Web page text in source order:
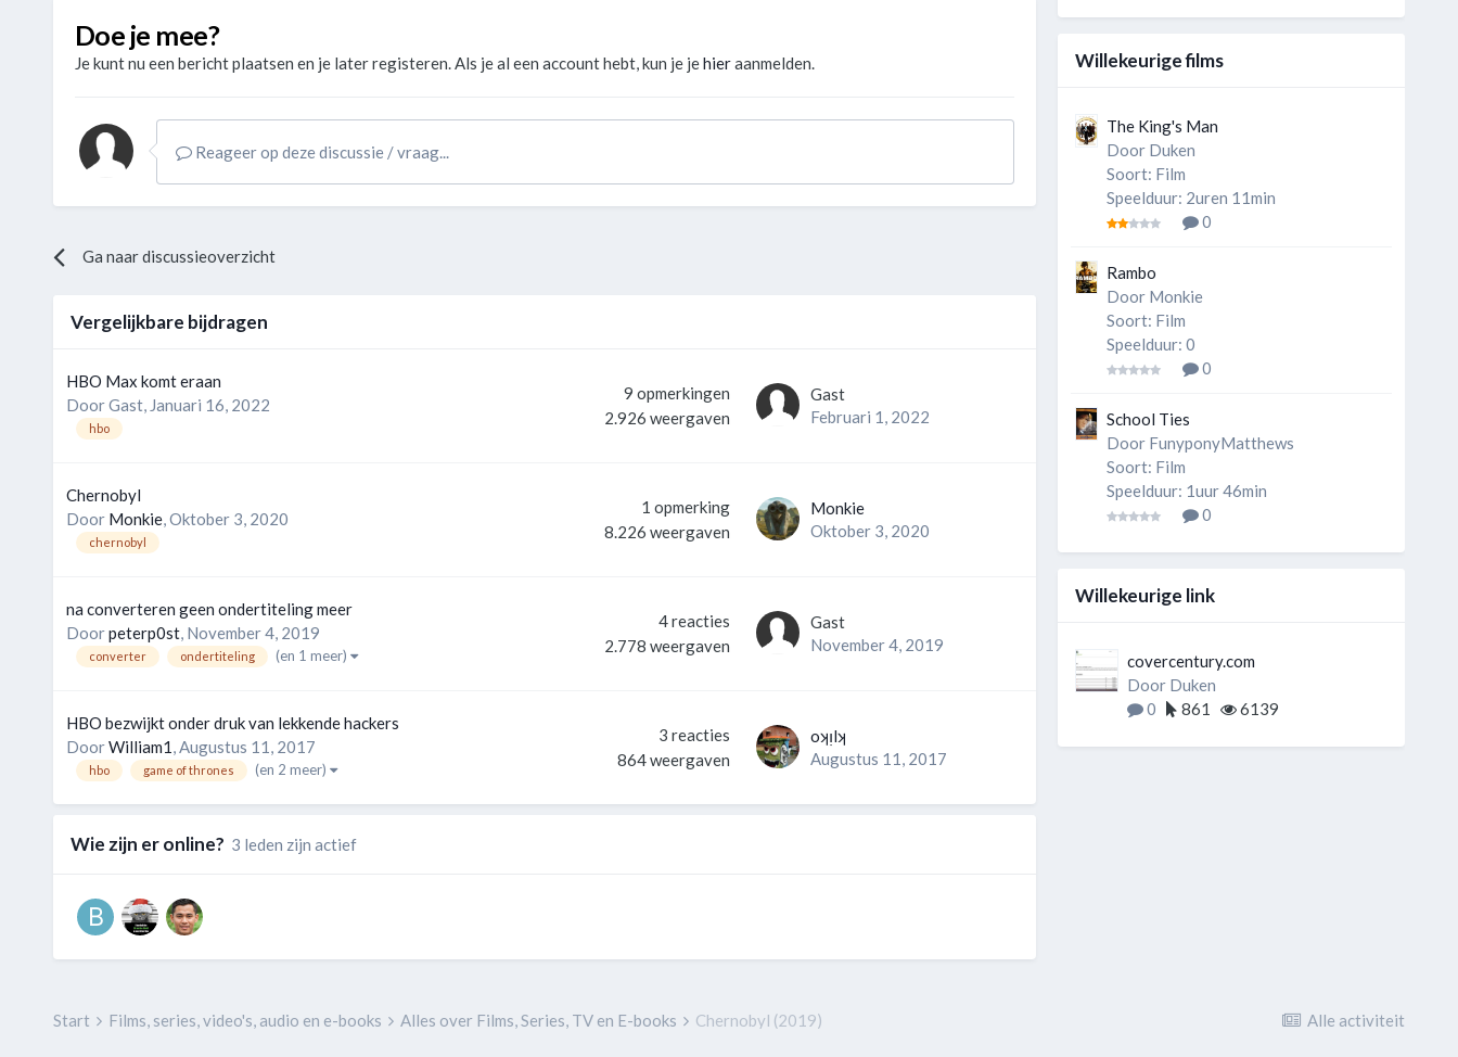
Doe je mee?
Je kunt nu een bericht plaatsen en je later registeren. Als je al een account hebt, kun je jehieraanmelden.
Reageer op deze discussie / vraag...
Ga naar discussieoverzicht
Vergelijkbare bijdragen
HBO Max komt eraan
Door Gast, Januari 16, 2022
hbo
9 opmerkingen
2.926 weergaven
Gast
Februari 1, 2022
Chernobyl
Door Monkie,Oktober 3, 2020
chernobyl
1 opmerking
8.226 weergaven
Monkie
Oktober 3, 2020
na converteren geen ondertiteling meer
Doorpeterp0st, November 4, 2019
converter ondertiteling (en 1 meer)
4reacties
2.778 weergaven
Gast
November 4, 2019
HBO bezwijkt onder druk van lekkende hackers
DoorWilliam1,Augustus 11, 2017
hbo game of thrones (en 2 meer)
3 reacties
864weergaven
oʞᴉlʞ
Augustus 11, 2017
Wie zijn er online? 3 leden zijn actief
Willekeurige films
The King's Man
Door Duken
Soort: Film
Speelduur: 2uren 11min
0
Rambo
Door Monkie
Soort: Film
Speelduur: 0
0
School Ties
Door FunyponyMatthews
Soort: Film
Speelduur: 1uur 46min
0
Willekeurige link
covercentury.com
Door Duken
0
861 6139
Alle activiteit
Start Films, series, video's, audio en e-books Alles over Films, Series, TV en E-books Chernobyl (2019)